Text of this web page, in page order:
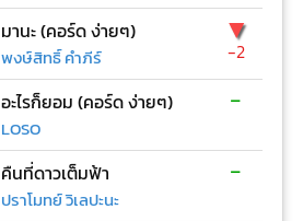
มานะ (คอร์ด ง่ายๆ)
พงษ์สิทธิ์ คำภีร์
▼
-2
อะไรก็ยอม (คอร์ด ง่ายๆ)
LOSO
-
คืนที่ดาวเต็มฟ้า
ปราโมทย์ วิเลปะนะ
-